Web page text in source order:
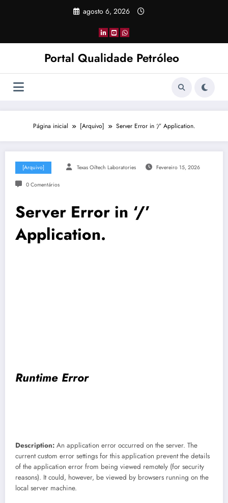
agosto 6, 2026
Portal Qualidade Petróleo
Página inicial [Arquivo] Server Error in ‘/’ Application.
[Arquivo] Texas Oiltech Laboratories Fevereiro 15, 2026
0 Comentários
Server Error in ‘/’
Application.
Runtime Error
Description: An application error occurred on the server. The
current custom error settings for this application prevent the details
of the application error from being viewed remotely (for security
reasons). It could, however, be viewed by browsers running on the
local server machine.